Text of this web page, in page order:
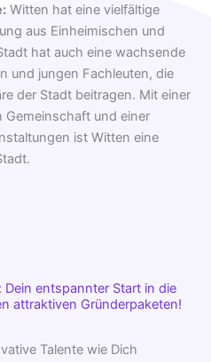
Witten hat eine vielfältige
aus Einheimischen und
hat auch eine wachsende
und jungen Fachleuten, die
der Stadt beitragen. Mit einer
und einer
ist Witten eine
entspannter Start in die
attraktiven Gründerpaketen!
Talente wie Dich